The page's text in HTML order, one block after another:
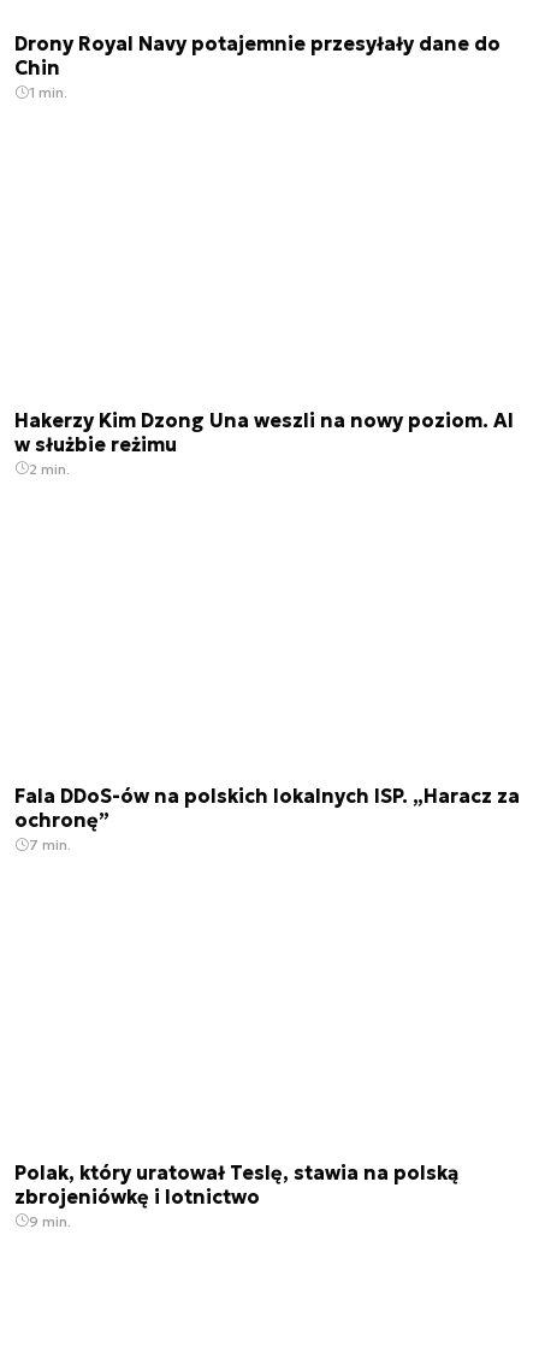
Drony Royal Navy potajemnie przesyłały dane do
Chin
1 min.
Hakerzy Kim Dzong Una weszli na nowy poziom. AI
w służbie reżimu
2 min.
Fala DDoS-ów na polskich lokalnych ISP. „Haracz za
ochronę”
7 min.
Polak, który uratował Teslę, stawia na polską
zbrojeniówkę i lotnictwo
9 min.